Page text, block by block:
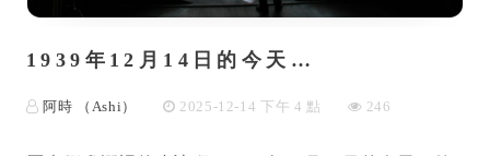
1939年12月14日的今天…
阿時 （Ashi） 2025-12-14 下午 4 點 246